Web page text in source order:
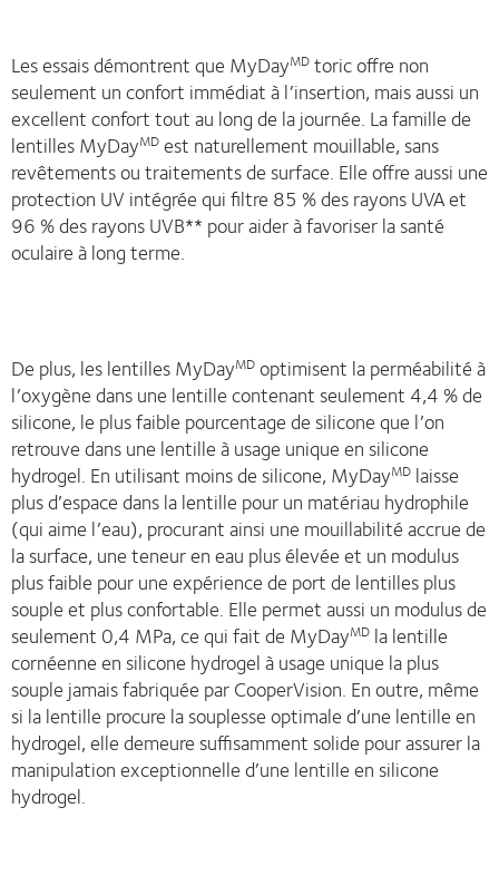
Les essais démontrent que MyDayMD toric offre non
seulement un confort immédiat à l’insertion, mais aussi un
excellent confort tout au long de la journée. La famille de
lentilles MyDayMD est naturellement mouillable, sans
revêtements ou traitements de surface. Elle offre aussi une
protection UV intégrée qui filtre 85 % des rayons UVA et
96 % des rayons UVB** pour aider à favoriser la santé
oculaire à long terme.
De plus, les lentilles MyDayMD optimisent la perméabilité à
l’oxygène dans une lentille contenant seulement 4,4 % de
silicone, le plus faible pourcentage de silicone que l’on
retrouve dans une lentille à usage unique en silicone
hydrogel. En utilisant moins de silicone, MyDayMD laisse
plus d’espace dans la lentille pour un matériau hydrophile
(qui aime l’eau), procurant ainsi une mouillabilité accrue de
la surface, une teneur en eau plus élevée et un modulus
plus faible pour une expérience de port de lentilles plus
souple et plus confortable. Elle permet aussi un modulus de
seulement 0,4 MPa, ce qui fait de MyDayMD la lentille
cornéenne en silicone hydrogel à usage unique la plus
souple jamais fabriquée par CooperVision. En outre, même
si la lentille procure la souplesse optimale d’une lentille en
hydrogel, elle demeure suffisamment solide pour assurer la
manipulation exceptionnelle d’une lentille en silicone
hydrogel.